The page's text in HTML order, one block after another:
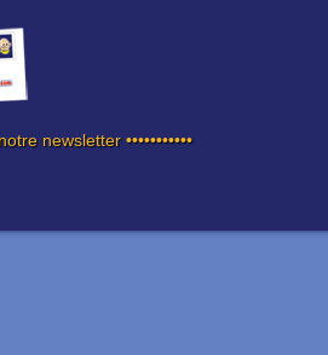
newsletter •••••••••••